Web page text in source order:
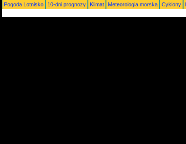
Pogoda Lotnisko
10-dni prognozy Klimat Meteorologia morska Cyklony